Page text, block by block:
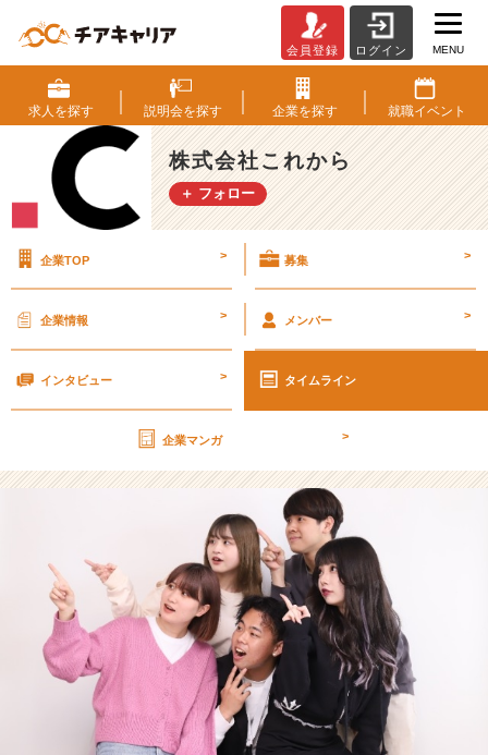
2
卒
の”か
な
り
リ
年
T
【株
式
会
れ
か
ら
の
タ
ム
ラ
イ
会員登録 ログイン MENU
求人を探す 説明会を探す 企業を探す 就職イベント
株式会社これから
＋ フォロー
企業TOP > 募集 >
企業情報 > メンバー >
インタビュー > タイムライン
企業マンガ >